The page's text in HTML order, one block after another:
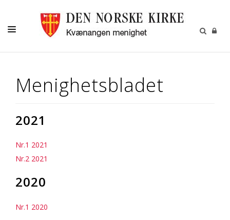
GRAVFERD
KIRKER
MENIGHETSBLADET
MENIGHETSRÅDET
KALENDER
Menighetsbladet
2021
Nr.1 2021
Nr.2 2021
2020
Nr.1 2020